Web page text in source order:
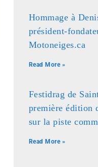
Hommage à
président-
Motoneiges.ca
Read More »
Festidrag de
première édition
sur la piste
Read More »